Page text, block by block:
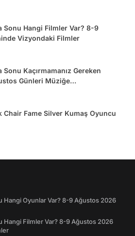
Sonu Hangi Filmler Var? 8-9
Vizyondaki Filmler
Kaçırmamanız Gereken
Günleri Müziğe
Chair Fame Silver Kumaş Oyuncu
Hangi Oyunlar Var? 8-9 Ağustos 2026
Hangi Filmler Var? 8-9 Ağustos 2026